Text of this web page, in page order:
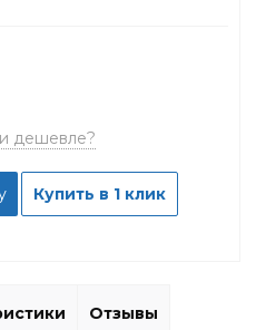
дешевле?
Купить в 1 клик
Отзывы